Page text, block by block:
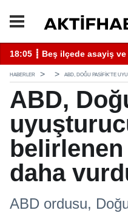
13:29 ┋ MHP’li Ersoy:
HABERLER ABD, DOĞU PASIFIK’TE
ABD,
daha
ABD ordusu,